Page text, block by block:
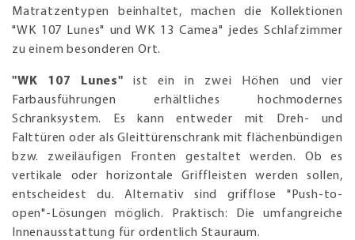
Matratzentypen beinhaltet, machen die Kollektionen
"WK 107 Lunes" und WK 13 Camea" jedes Schlafzimmer
zu einem besonderen Ort.
"WK 107 Lunes" ist ein in zwei Höhen und vier
Farbausführungen erhältliches hochmodernes
Schranksystem. Es kann entweder mit Dreh- und
Falttüren oder als Gleittürenschrank mit flächenbündigen
bzw. zweiläufigen Fronten gestaltet werden. Ob es
vertikale oder horizontale Griffleisten werden sollen,
entscheidest du. Alternativ sind grifflose "Push-to-
open"-Lösungen möglich. Praktisch: Die umfangreiche
Innenausstattung für ordentlich Stauraum.